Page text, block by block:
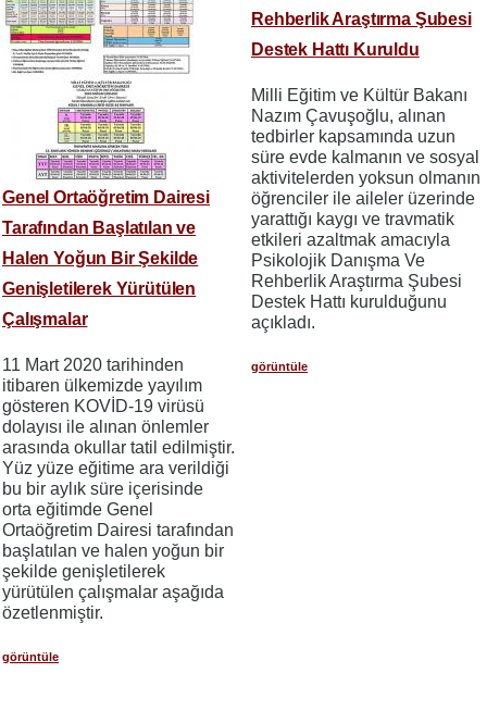
Genel Ortaöğretim Dairesi
Tarafından Başlatılan ve
Halen Yoğun Bir Şekilde
Genişletilerek Yürütülen
Çalışmalar
11 Mart 2020 tarihinden
itibaren ülkemizde yayılım
gösteren KOVİD-19 virüsü
dolayısı ile alınan önlemler
arasında okullar tatil edilmiştir.
Yüz yüze eğitime ara verildiği
bu bir aylık süre içerisinde
orta eğitimde Genel
Ortaöğretim Dairesi tarafından
başlatılan ve halen yoğun bir
şekilde genişletilerek
yürütülen çalışmalar aşağıda
özetlenmiştir.
görüntüle
Rehberlik Araştırma Şubesi
Destek Hattı Kuruldu
Milli Eğitim ve Kültür Bakanı
Nazım Çavuşoğlu, alınan
tedbirler kapsamında uzun
süre evde kalmanın ve sosyal
aktivitelerden yoksun olmanın
öğrenciler ile aileler üzerinde
yarattığı kaygı ve travmatik
etkileri azaltmak amacıyla
Psikolojik Danışma Ve
Rehberlik Araştırma Şubesi
Destek Hattı kurulduğunu
açıkladı.
görüntüle